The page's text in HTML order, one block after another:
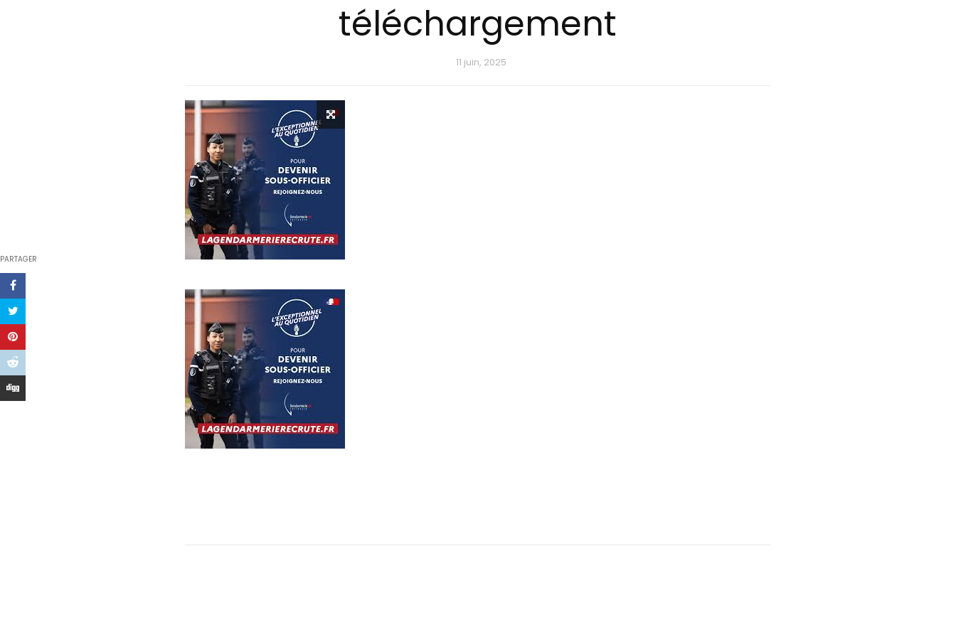
téléchargement
11 juin, 2025
PARTAGER